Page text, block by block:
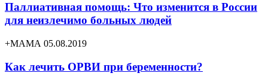
Паллиативная помощь: Что изменится в России
для неизлечимо больных людей
+МАМА 05.08.2019
Как лечить ОРВИ при беременности?